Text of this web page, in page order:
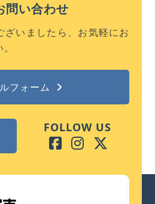
問い合わせ
ざいましたら、お気軽にお
フォーム
FOLLOW US